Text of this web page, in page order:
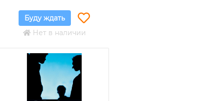
Буду ждать
Нет в наличии